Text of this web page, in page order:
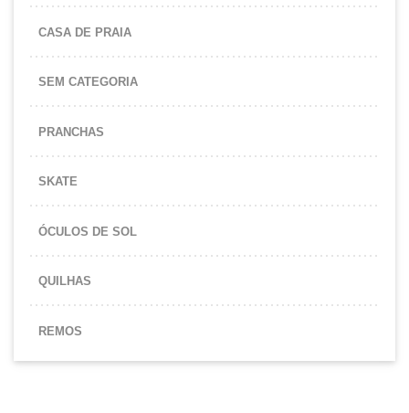
CASA DE PRAIA
SEM CATEGORIA
PRANCHAS
SKATE
ÓCULOS DE SOL
QUILHAS
REMOS